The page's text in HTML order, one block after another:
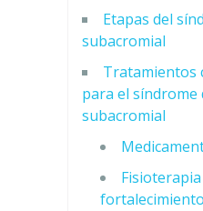
Etapas del
subacromial
Tratamientos
para el síndrome
subacromial
fortalecimiento